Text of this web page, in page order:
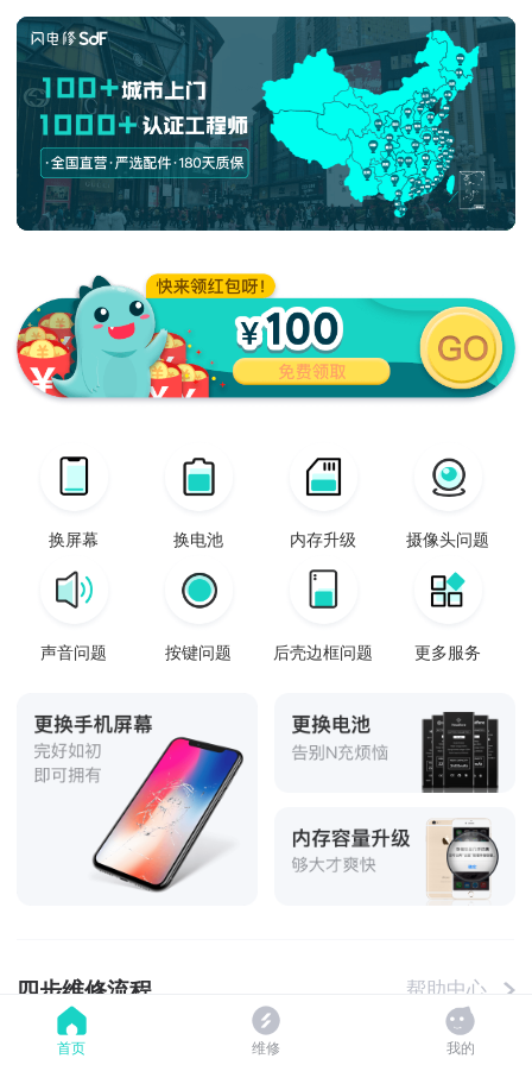
换屏幕 换电池 内存升级 摄像头问题
声音问题 按键问题 后壳边框问题 更多服务
四步维修流程 帮助中心
首页 维修 我的